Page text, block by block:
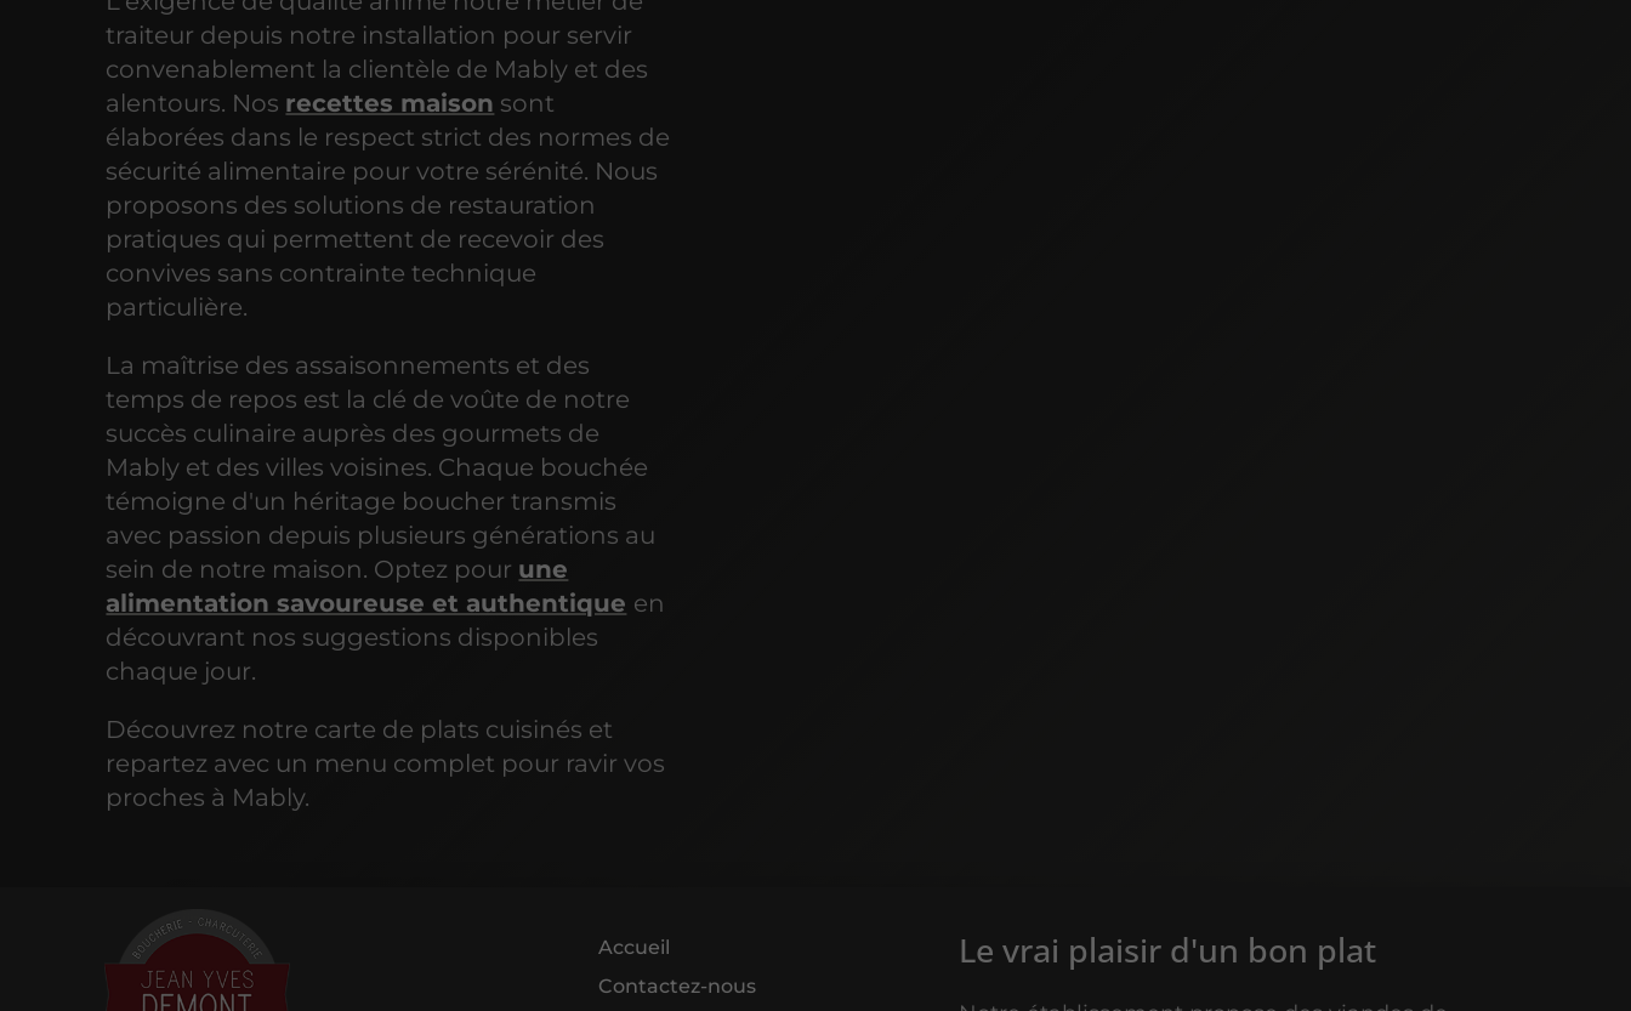
traiteur depuis notre installation pour servir
convenablement la clientèle de Mably et des
alentours. Nos recettes maison sont
élaborées dans le respect strict des normes de
sécurité alimentaire pour votre sérénité. Nous
proposons des solutions de restauration
pratiques qui permettent de recevoir des
convives sans contrainte technique
particulière.
La maîtrise des assaisonnements et des
temps de repos est la clé de voûte de notre
succès culinaire auprès des gourmets de
Mably et des villes voisines. Chaque bouchée
témoigne d'un héritage boucher transmis
avec passion depuis plusieurs générations au
sein de notre maison. Optez pour une
alimentation savoureuse et authentique en
découvrant nos suggestions disponibles
chaque jour.
Découvrez notre carte de plats cuisinés et
repartez avec un menu complet pour ravir vos
proches à Mably.
Accueil
Contactez-nous
Le vrai plaisir d'un bon plat